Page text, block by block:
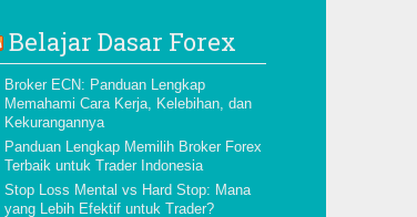
Belajar Dasar Forex
Broker ECN: Panduan Lengkap
Memahami Cara Kerja, Kelebihan, dan
Kekurangannya
Panduan Lengkap Memilih Broker Forex
Terbaik untuk Trader Indonesia
Stop Loss Mental vs Hard Stop: Mana
yang Lebih Efektif untuk Trader?